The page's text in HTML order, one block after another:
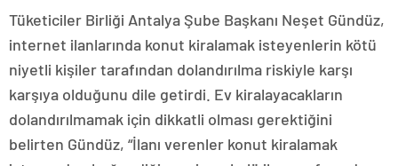
Tüketiciler Birliği Antalya Şube Başkanı Neşet Gündüz,
internet ilanlarında konut kiralamak isteyenlerin kötü
niyetli kişiler tarafından dolandırılma riskiyle karşı
karşıya olduğunu dile getirdi. Ev kiralayacakların
dolandırılmamak için dikkatli olması gerektiğini
belirten Gündüz, “İlanı verenler konut kiralamak